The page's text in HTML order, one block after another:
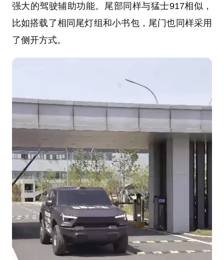
强大的驾驶辅助功能。尾部同样与猛士917相似，
比如搭载了相同尾灯组和小书包，尾门也同样采用
了侧开方式。